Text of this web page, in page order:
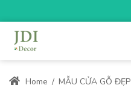
Home / MẪU CỬA GỖ ĐẸP